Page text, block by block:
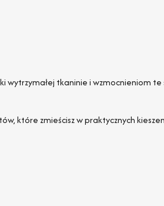
wytrzymałej tkaninie i wzmocnieniom
które zmieścisz w praktycznych